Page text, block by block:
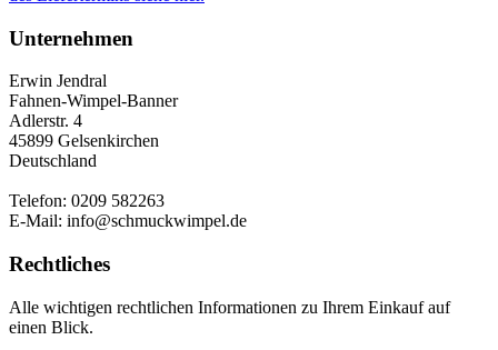
Unternehmen
Erwin Jendral
Fahnen-Wimpel-Banner
Adlerstr. 4
45899 Gelsenkirchen
Deutschland
Telefon: 0209 582263
E-Mail: info@schmuckwimpel.de
Rechtliches
Alle wichtigen rechtlichen Informationen zu Ihrem Einkauf auf
einen Blick.